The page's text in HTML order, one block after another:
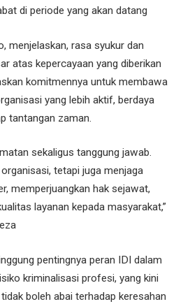
di periode yang akan datang
menjelaskan, rasa syukur dan
atas kepercayaan yang diberikan
komitmennya untuk membawa
yang lebih aktif, berdaya
tantangan zaman.
sekaligus tanggung jawab.
tetapi juga menjaga
memperjuangkan hak sejawat,
layanan kepada masyarakat,”
pentingnya peran IDI dalam
kriminalisasi profesi, yang kini
boleh abai terhadap keresahan